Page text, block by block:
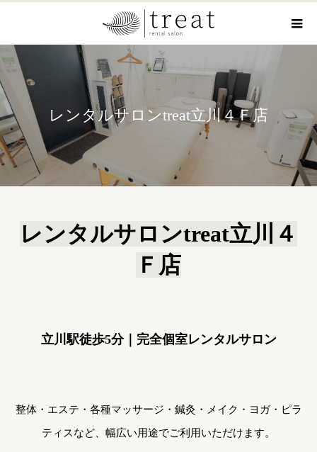
レンタルサロンtreat立川４Ｆ店
レンタルサロンtreat立川４
Ｆ店
立川駅徒歩5分｜完全個室レンタルサロン
整体・エステ・各種マッサージ・鍼灸・メイク・ヨガ・ピラ
ティスなど、幅広い用途でご利用いただけます。